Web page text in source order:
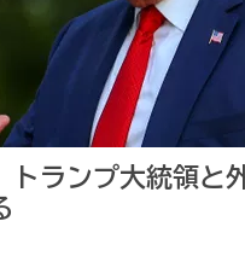
トランプ大統領と